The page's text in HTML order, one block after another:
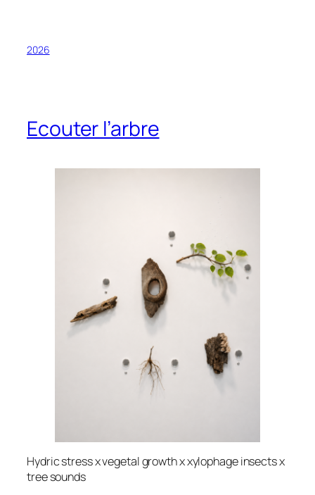
2026
Ecouter l’arbre
Hydric stress x vegetal growth x xylophage insects x
tree sounds